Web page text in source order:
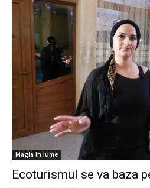
Magia in lume
Ecoturismul se va baza